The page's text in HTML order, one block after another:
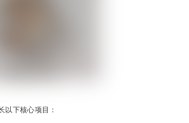
以下核心项目：